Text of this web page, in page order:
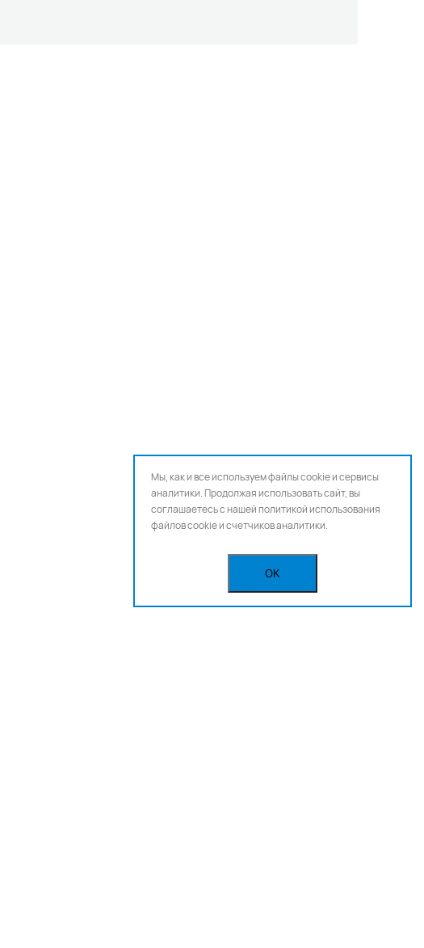
Мы, как и все используем файлы cookie и сервисы
аналитики. Продолжая использовать сайт, вы
соглашаетесь с нашейполитикой использования
файлов cookie и счетчиков аналитики.
OK